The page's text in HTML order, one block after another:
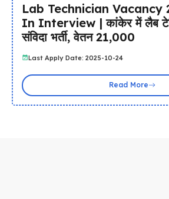
Lab Technician Vacancy
In Interview | कांकेर में लैब
संविदा भर्ती, वेतन ₹21,000
Last Apply Date: 2025-10-24
Read More